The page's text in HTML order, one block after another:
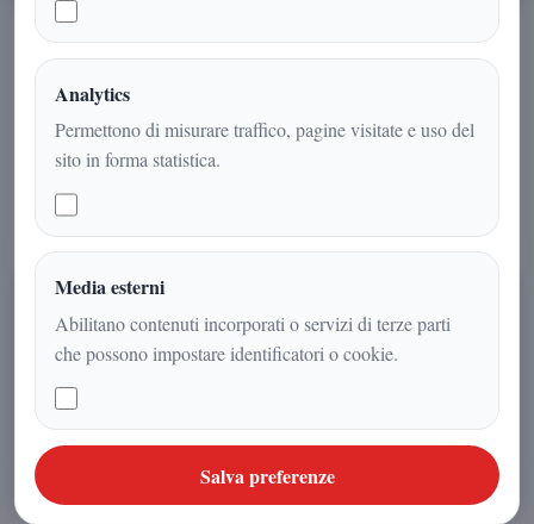
15 feb 2026 Giovan Battista Gadola
Il Milan è l’argine che tiene vivo il campionato
Il Milan non molla, resiste e sogna: tra infortuni, equilibrio e
carattere, è la squadra che tiene viva la corsa scudetto e accende la
Analytics
Permettono di misurare traffico, pagine visitate e uso del
sito in forma statistica.
Media esterni
Abilitano contenuti incorporati o servizi di terze parti
che possono impostare identificatori o cookie.
Salva preferenze